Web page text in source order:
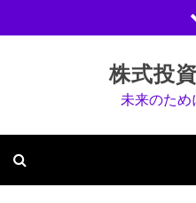
to
株式投
未来のため